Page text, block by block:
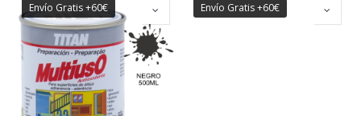
Envío Gratis +60€ Envío Gratis +60€